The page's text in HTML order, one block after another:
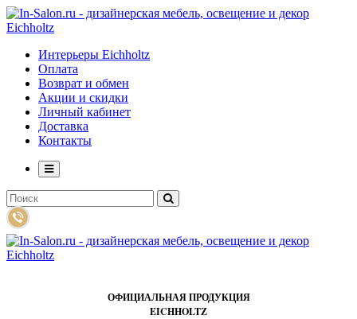
Интерьеры Eichholtz
Оплата
Возврат и обмен
Акции и скидки
Личный кабинет
Доставка
Контакты
ОФИЦИАЛЬНАЯ ПРОДУКЦИЯ
EICHHOLTZ